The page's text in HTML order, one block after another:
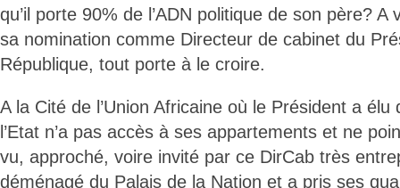
qu’il porte 90% de l’ADN politique de son père?
sa nomination comme Directeur de cabinet du
République, tout porte à le croire.
A la Cité de l’Union Africaine où le Président a élu
l’Etat n’a pas accès à ses appartements et ne
vu, approché, voire invité par ce DirCab très
déménagé du Palais de la Nation et a pris ses